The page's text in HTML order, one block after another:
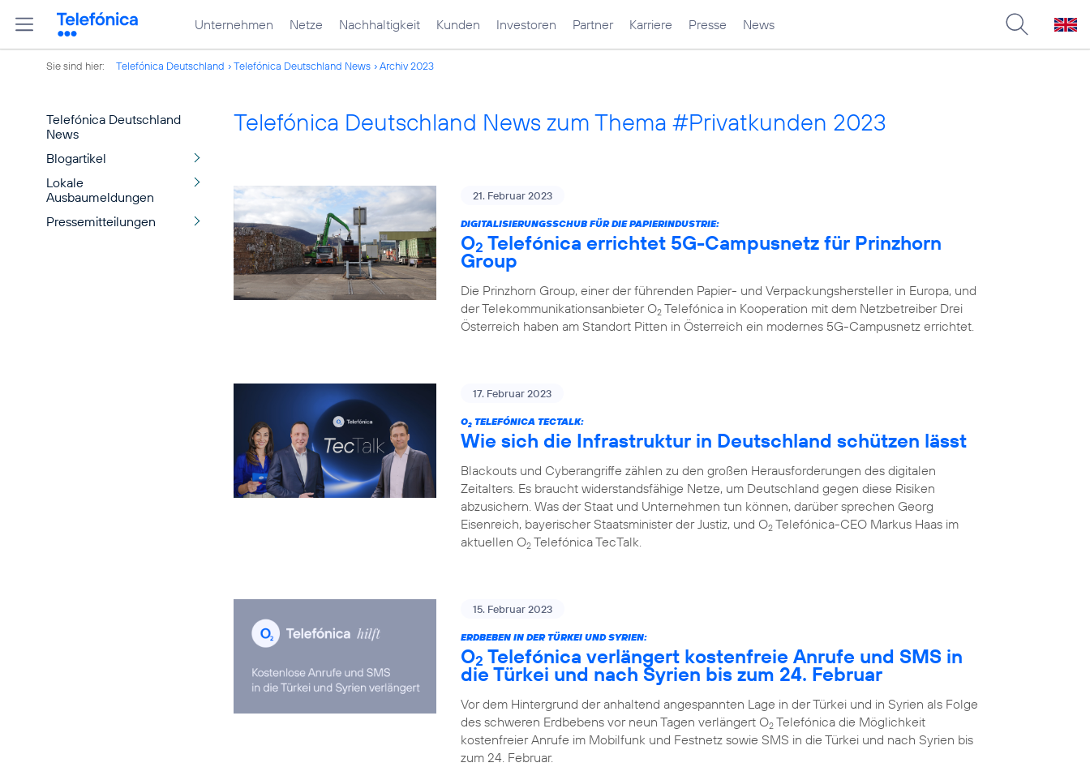
Unternehmen Netze Nachhaltigkeit Kunden Investoren Partner Karriere Presse News
Sie sind hier: Telefónica Deutschland Telefónica Deutschland News Archiv 2023
Telefónica Deutschland
News
Blogartikel
Lokale
Ausbaumeldungen
Pressemitteilungen
Telefónica Deutschland News zum Thema #Privatkunden 2023
21. Februar 2023
DIGITALISIERUNGSSCHUB FÜR DIE PAPIERINDUSTRIE:
O2 Telefónica errichtet 5G-Campusnetz für Prinzhorn
Group
Die Prinzhorn Group, einer der führenden Papier- und Verpackungshersteller in Europa, und
der Telekommunikationsanbieter O2 Telefónica in Kooperation mit dem Netzbetreiber Drei
Österreich haben am Standort Pitten in Österreich ein modernes 5G-Campusnetz errichtet.
17. Februar 2023
O2 TELEFÓNICA TECTALK:
Wie sich die Infrastruktur in Deutschland schützen lässt
Blackouts und Cyberangriffe zählen zu den großen Herausforderungen des digitalen
Zeitalters. Es braucht widerstandsfähige Netze, um Deutschland gegen diese Risiken
abzusichern. Was der Staat und Unternehmen tun können, darüber sprechen Georg
Eisenreich, bayerischer Staatsminister der Justiz, und O2 Telefónica-CEO Markus Haas im
aktuellen O2 Telefónica TecTalk.
15. Februar 2023
ERDBEBEN IN DER TÜRKEI UND SYRIEN:
O2 Telefónica verlängert kostenfreie Anrufe und SMS in
die Türkei und nach Syrien bis zum 24. Februar
Vor dem Hintergrund der anhaltend angespannten Lage in der Türkei und in Syrien als Folge
des schweren Erdbebens vor neun Tagen verlängert O2 Telefónica die Möglichkeit
kostenfreier Anrufe im Mobilfunk und Festnetz sowie SMS in die Türkei und nach Syrien bis
zum 24. Februar.